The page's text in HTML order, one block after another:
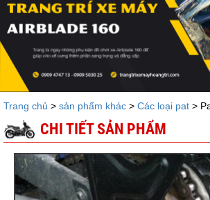
Trang chủ > sản phẩm khác > Các loại pat >
CHI TIẾT SẢN PHẨM